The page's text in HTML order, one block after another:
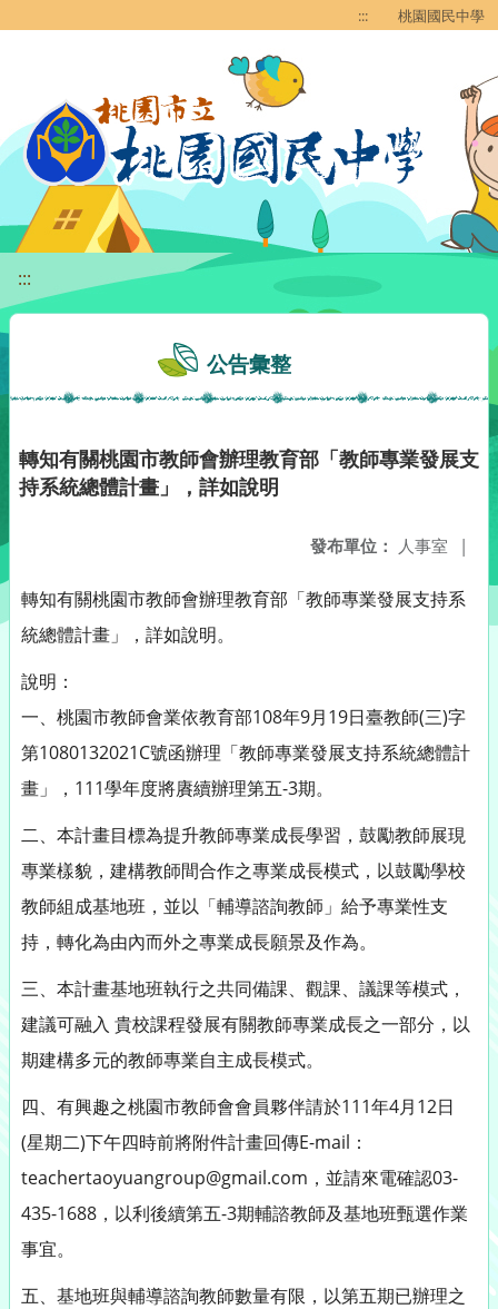
::: 桃園國民中學
:::
公告彙整
轉知有關桃園市教師會辦理教育部「教師專業發展支
持系統總體計畫」，詳如說明
發布單位： 人事室 |
轉知有關桃園市教師會辦理教育部「教師專業發展支持系
統總體計畫」，詳如說明。
說明：
一、桃園市教師會業依教育部108年9月19日臺教師(三)字
第1080132021C號函辦理「教師專業發展支持系統總體計
畫」，111學年度將賡續辦理第五-3期。
二、本計畫目標為提升教師專業成長學習，鼓勵教師展現
專業樣貌，建構教師間合作之專業成長模式，以鼓勵學校
教師組成基地班，並以「輔導諮詢教師」給予專業性支
持，轉化為由內而外之專業成長願景及作為。
三、本計畫基地班執行之共同備課、觀課、議課等模式，
建議可融入 貴校課程發展有關教師專業成長之一部分，以
期建構多元的教師專業自主成長模式。
四、有興趣之桃園市教師會會員夥伴請於111年4月12日
(星期二)下午四時前將附件計畫回傳E-mail：
teachertaoyuangroup@gmail.com，並請來電確認03-
435-1688，以利後續第五-3期輔諮教師及基地班甄選作業
事宜。
五、基地班與輔導諮詢教師數量有限，以第五期已辦理之